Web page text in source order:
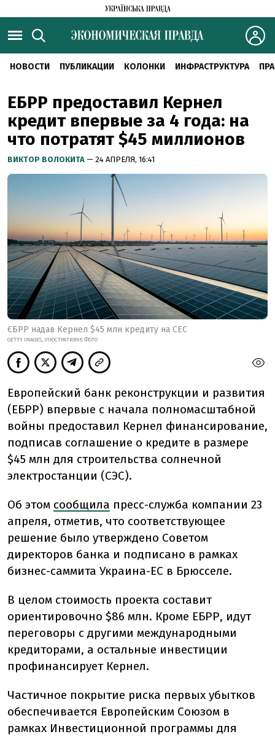
НОВОСТИ ПУБЛИКАЦИИ КОЛОНКИ ИНФРАСТРУКТУРА
ЕБРР предоставил Кернел
кредит впервые за 4 года: на
что потратят $45 миллионов
ВИКТОР ВОЛОКИТА — 24 АПРЕЛЯ, 16:41
ЄБРР надав Кернел $45 млн кредиту на СЕС
GETTY IMAGES, ІЛЮСТРАТИВНЕ ФОТО
Европейский банк реконструкции и развития
(ЕБРР) впервые с начала полномасштабной
войны предоставил Кернел финансирование,
подписав соглашение о кредите в размере
$45 млн для строительства солнечной
электростанции (СЭС).
Об этом сообщила пресс-служба компании 23
апреля, отметив, что соответствующее
решение было утверждено Советом
директоров банка и подписано в рамках
бизнес-саммита Украина-ЕС в Брюсселе.
В целом стоимость проекта составит
ориентировочно $86 млн. Кроме ЕБРР, идут
переговоры с другими международными
кредиторами, а остальные инвестиции
профинансирует Кернел.
Частичное покрытие риска первых убытков
обеспечивается Европейским Союзом в
рамках Инвестиционной программы для